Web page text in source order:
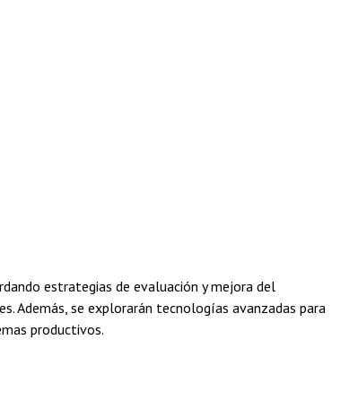
estrategias de evaluación y mejora del
Además, se explorarán tecnologías avanzadas para
productivos.